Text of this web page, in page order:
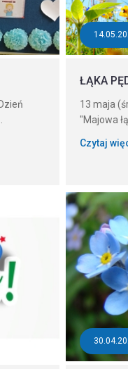
ŁĄKA
13 maja
"Majowa
Czytaj